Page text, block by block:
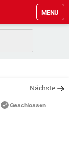
MENU
Nächste
Geschlossen